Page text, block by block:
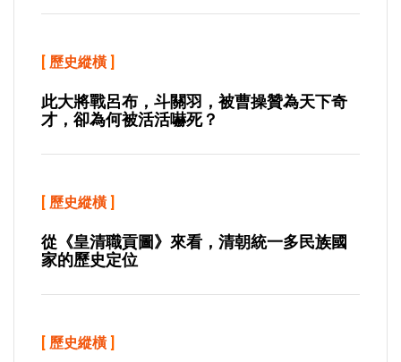
[ 歷史縱橫 ]
此大將戰呂布，斗關羽，被曹操贊為天下奇
才，卻為何被活活嚇死？
[ 歷史縱橫 ]
從《皇清職貢圖》來看，清朝統一多民族國
家的歷史定位
[ 歷史縱橫 ]